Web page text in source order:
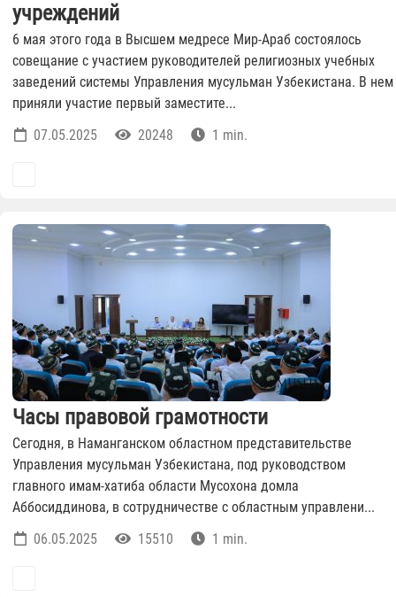
учреждений
6 мая этого года в Высшем медресе Мир-Араб состоялось
совещание с участием руководителей религиозных учебных
заведений системы Управления мусульман Узбекистана. В нем
приняли участие первый заместите...
07.05.2025
20248 1 min.
Часы правовой грамотности
Сегодня, в Наманганском областном представительстве
Управления мусульман Узбекистана, под руководством
главного имам-хатиба области Мусохона домла
Аббосиддинова, в сотрудничестве с областным управлени...
06.05.2025
15510 1 min.